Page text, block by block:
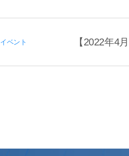
イベント 【2022年4